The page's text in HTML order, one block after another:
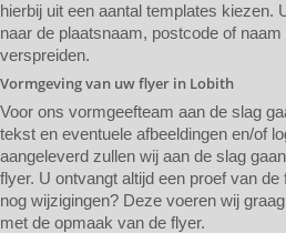
hierbij uit een aantal templates kiezen.
naar de plaatsnaam, postcode of
verspreiden.
Vormgeving van uw flyer in Lobith
Voor ons vormgeefteam aan de slag
tekst en eventuele afbeeldingen en/of
aangeleverd zullen wij aan de slag
flyer. U ontvangt altijd een proef van
nog wijzigingen? Deze voeren wij
met de opmaak van de flyer.